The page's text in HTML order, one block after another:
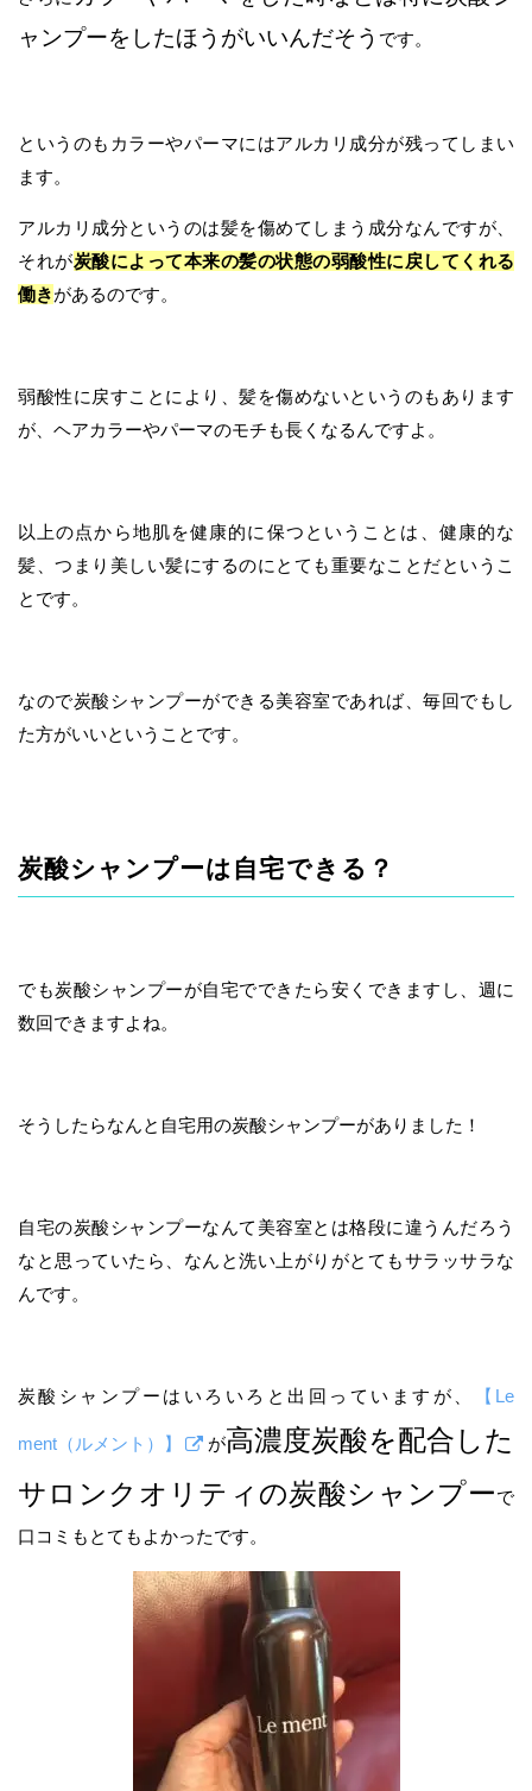
ャンプーをしたほうがいいんだそう です。
というのもカラーやパーマにはアルカリ成分が残ってしまい
ます。
アルカリ成分というのは髪を傷めてしまう成分なんですが、
それが炭酸によって本来の髪の状態の弱酸性に戻してくれる
働きがあるのです。
弱酸性に戻すことにより、髪を傷めないというのもあります
が、ヘアカラーやパーマのモチも長くなるんですよ。
以上の点から地肌を健康的に保つということは、健康的な
髪、つまり美しい髪にするのにとても重要なことだというこ
とです。
なので炭酸シャンプーができる美容室であれば、毎回でもし
た方がいいということです。
炭酸シャンプーは自宅できる？
でも炭酸シャンプーが自宅でできたら安くできますし、週に
数回できますよね。
そうしたらなんと自宅用の炭酸シャンプーがありました！
自宅の炭酸シャンプーなんて美容室とは格段に違うんだろう
なと思っていたら、なんと洗い上がりがとてもサラッサラな
んです。
炭酸シャンプーはいろいろと出回っていますが、 【Le
ment（ルメント）】 が高濃度炭酸を配合した
サロンクオリティの炭酸シャンプーで
口コミもとてもよかったです。